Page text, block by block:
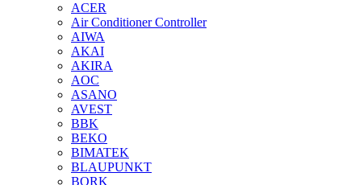
ACER
Air Conditioner Controller
AIWA
AKAI
AKIRA
AOC
ASANO
AVEST
BBK
BEKO
BIMATEK
BLAUPUNKT
BORK